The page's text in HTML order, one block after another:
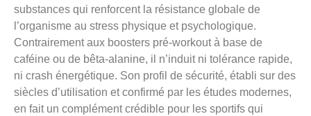
substances qui renforcent la résistance globale de
l’organisme au stress physique et psychologique.
Contrairement aux boosters pré-workout à base de
caféine ou de bêta-alanine, il n’induit ni tolérance rapide,
ni crash énergétique. Son profil de sécurité, établi sur des
siècles d’utilisation et confirmé par les études modernes,
en fait un complément crédible pour les sportifs qui